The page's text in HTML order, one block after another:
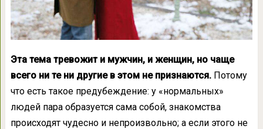
Эта тема тревожит и мужчин, и женщин, но чаще
всего ни те ни другие в этом не признаются.Потому
что есть такое предубеждение: у «нормальных»
людей пара ­образуется сама собой, знакомства
происходят чудесно и непроизвольно; а если этого не